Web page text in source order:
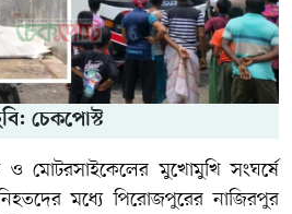
চেকপোস্ট
ও মোটরসাইকেলের মুখোমুখি সংঘর্ষে
মধ্যে পিরোজপুরের নাজিরপুর